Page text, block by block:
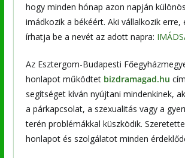
hogy minden hónap azon napján
imádkozik a békéért. Aki vállalkozik erre,
írhatja be a nevét az adott napra:
Az Esztergom-Budapesti
honlapot működtet bizdramagad.hu
segítséget kíván nyújtani mindenkinek,
a párkapcsolat, a szexualitás vagy a
terén problémákkal küszködik.
honlapot és szolgálatot minden